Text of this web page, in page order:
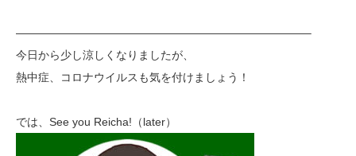
——————————————————————————–
今日から少し涼しくなりましたが、
熱中症、コロナウイルスも気を付けましょう！
では、See you Reicha!（later）